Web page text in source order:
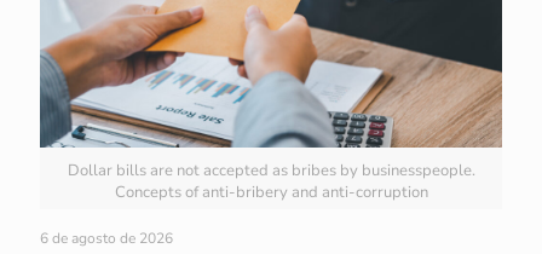
Dollar bills are not accepted as bribes by businesspeople.
Concepts of anti-bribery and anti-corruption
6 de agosto de 2026